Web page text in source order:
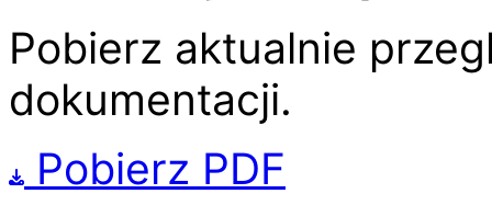
Pobierz aktualnie
dokumentacji.
Pobierz PDF